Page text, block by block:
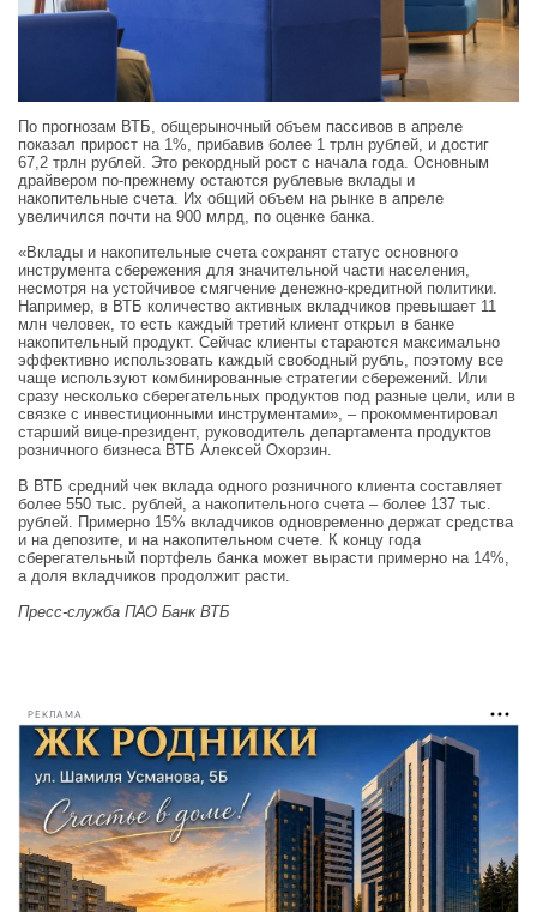
По прогнозам ВТБ, общерыночный объем пассивов в апреле
показал прирост на 1%, прибавив более 1 трлн рублей, и достиг
67,2 трлн рублей. Это рекордный рост с начала года. Основным
драйвером по-прежнему остаются рублевые вклады и
накопительные счета. Их общий объем на рынке в апреле
увеличился почти на 900 млрд, по оценке банка.
«Вклады и накопительные счета сохранят статус основного
инструмента сбережения для значительной части населения,
несмотря на устойчивое смягчение денежно-кредитной политики.
Например, в ВТБ количество активных вкладчиков превышает 11
млн человек, то есть каждый третий клиент открыл в банке
накопительный продукт. Сейчас клиенты стараются максимально
эффективно использовать каждый свободный рубль, поэтому все
чаще используют комбинированные стратегии сбережений. Или
сразу несколько сберегательных продуктов под разные цели, или в
связке с инвестиционными инструментами», – прокомментировал
старший вице-президент, руководитель департамента продуктов
розничного бизнеса ВТБ Алексей Охорзин.
В ВТБ средний чек вклада одного розничного клиента составляет
более 550 тыс. рублей, а накопительного счета – более 137 тыс.
рублей. Примерно 15% вкладчиков одновременно держат средства
и на депозите, и на накопительном счете. К концу года
сберегательный портфель банка может вырасти примерно на 14%,
а доля вкладчиков продолжит расти.
Пресс-служба ПАО Банк ВТБ
РЕКЛАМА